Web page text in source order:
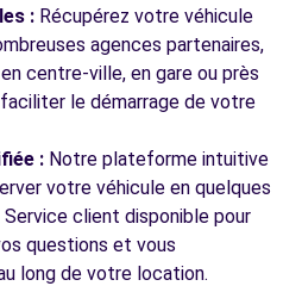
: Récupérez votre véhicule
agences partenaires,
centre-ville, en gare ou près
le démarrage de votre
: Notre plateforme intuitive
votre véhicule en quelques
client disponible pour
questions et vous
long de votre location.